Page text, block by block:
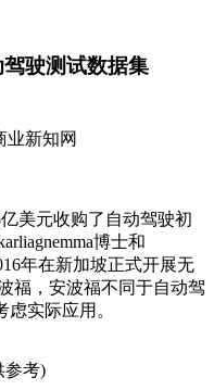
驶测试数据集
业新知网
美元收购了自动驾驶初
博士和
年在新加坡正式开展无
福，安波福不同于自动驾
实际应用。
参考)